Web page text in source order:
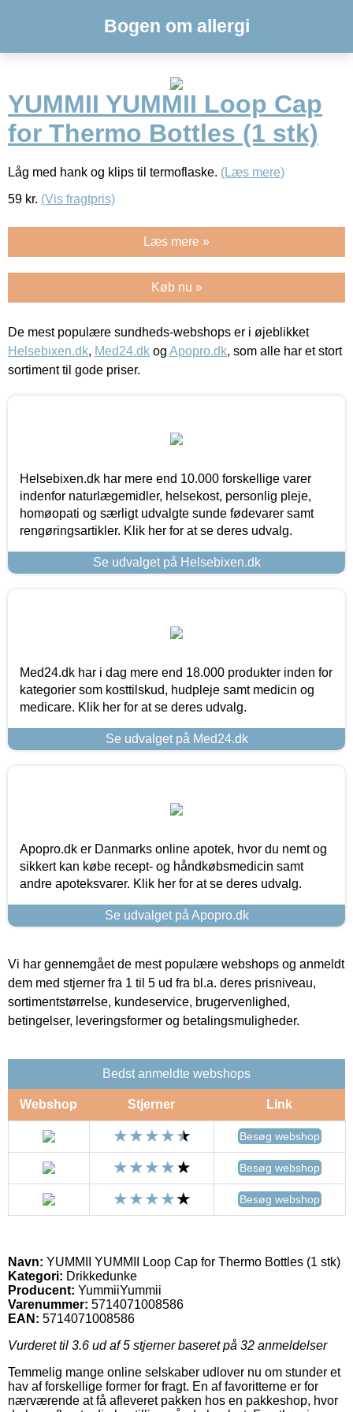
Bogen om allergi
YUMMII YUMMII Loop Cap
for Thermo Bottles (1 stk)
Låg med hank og klips til termoflaske. (Læs mere)
59 kr. (Vis fragtpris)
Læs mere »
Køb nu »
De mest populære sundheds-webshops er i øjeblikket
Helsebixen.dk, Med24.dk og Apopro.dk, som alle har et stort
sortiment til gode priser.
Helsebixen.dk har mere end 10.000 forskellige varer
indenfor naturlægemidler, helsekost, personlig pleje,
homøopati og særligt udvalgte sunde fødevarer samt
rengøringsartikler. Klik her for at se deres udvalg.
Se udvalget på Helsebixen.dk
Med24.dk har i dag mere end 18.000 produkter inden for
kategorier som kosttilskud, hudpleje samt medicin og
medicare. Klik her for at se deres udvalg.
Se udvalget på Med24.dk
Apopro.dk er Danmarks online apotek, hvor du nemt og
sikkert kan købe recept- og håndkøbsmedicin samt
andre apoteksvarer. Klik her for at se deres udvalg.
Se udvalget på Apopro.dk
Vi har gennemgået de mest populære webshops og anmeldt
dem med stjerner fra 1 til 5 ud fra bl.a. deres prisniveau,
sortimentstørrelse, kundeservice, brugervenlighed,
betingelser, leveringsformer og betalingsmuligheder.
Bedst anmeldte webshops
Webshop Stjerner Link
Besøg webshop
Besøg webshop
Besøg webshop
Navn: YUMMII YUMMII Loop Cap for Thermo Bottles (1 stk)
Kategori: Drikkedunke
Producent: YummiiYummii
Varenummer: 5714071008586
EAN: 5714071008586
Vurderet til 3.6 ud af 5 stjerner baseret på 32 anmeldelser
Temmelig mange online selskaber udlover nu om stunder et
hav af forskellige former for fragt. En af favoritterne er for
nærværende at få afleveret pakken hos en pakkeshop, hvor